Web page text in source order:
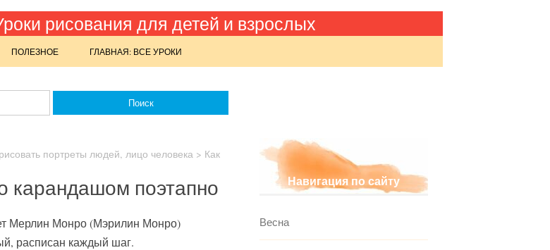
рисования для детей и взрослых
ПОЛЕЗНОЕ ГЛАВНАЯ: ВСЕ УРОКИ
портреты людей, лицо человека > Как
карандашом поэтапно
Мерлин Монро (Мэрилин Монро)
расписан каждый шаг.
Навигация по сайту
Весна